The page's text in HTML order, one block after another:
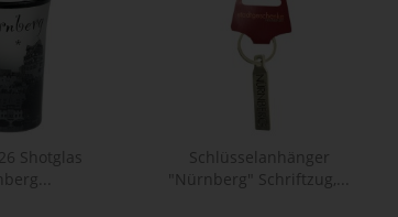
Shotglas
Schlüsselanhänger
"Nürnberg" Schriftzug,...